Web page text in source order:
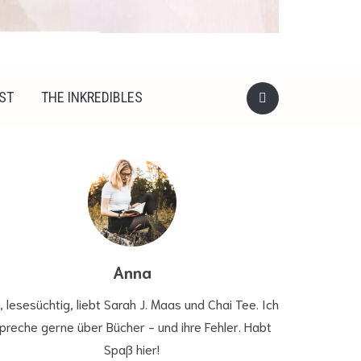
THE INKREDIBLES
Anna
lesesüchtig, liebt Sarah J. Maas und Chai Tee. Ich
gerne über Bücher - und ihre Fehler. Habt
Spaß hier!